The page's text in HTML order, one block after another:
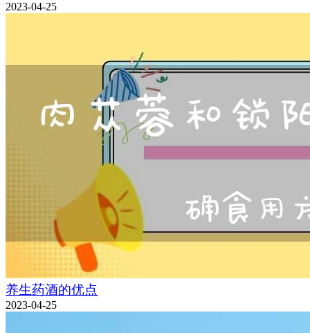
2023-04-25
养生药酒的优点
2023-04-25